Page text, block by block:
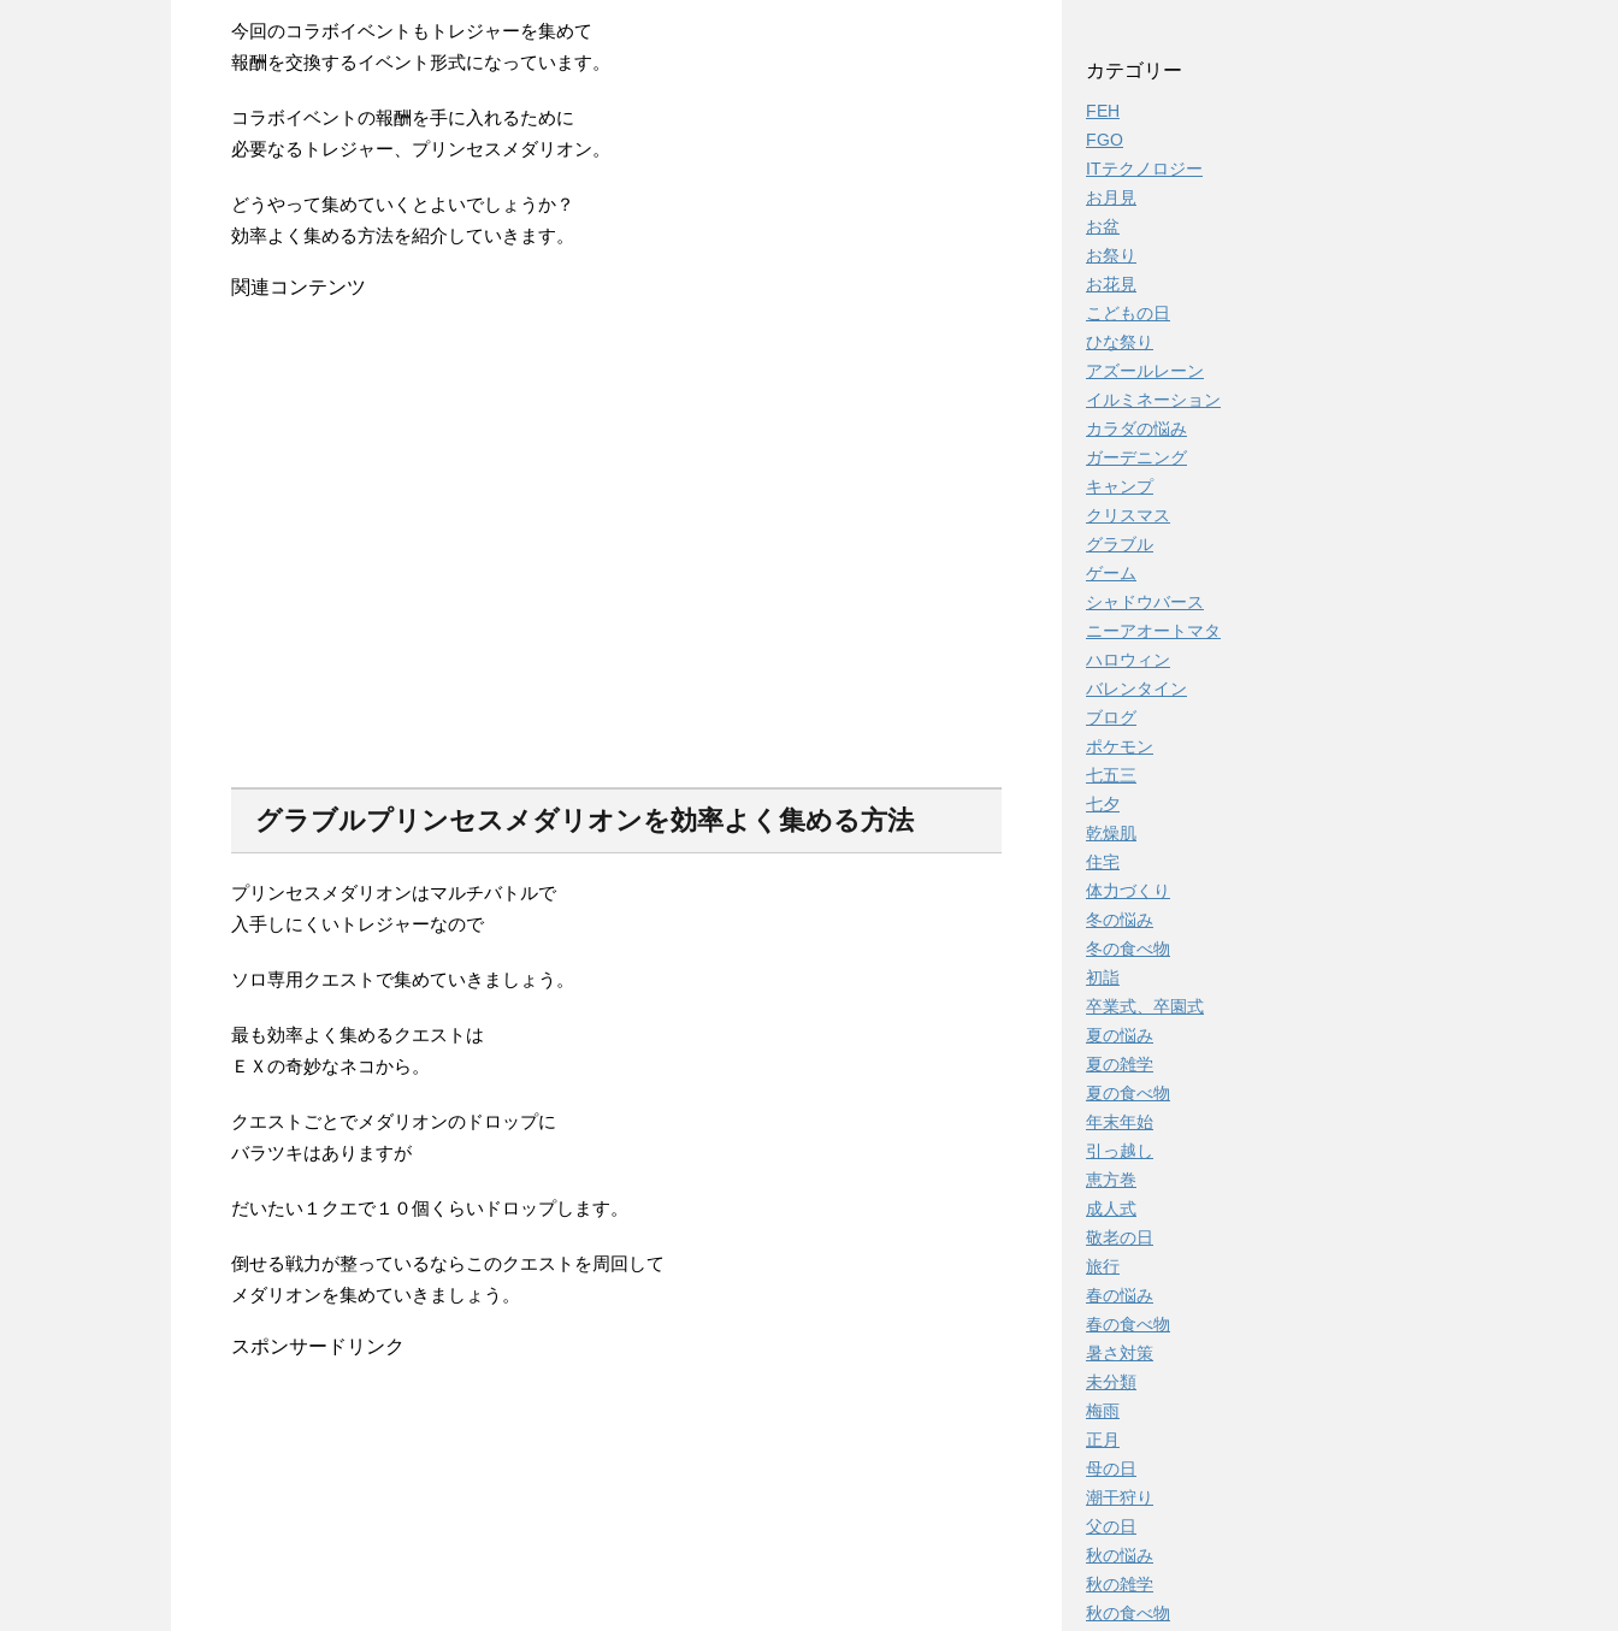
今回のコラボイベントもトレジャーを集めて
報酬を交換するイベント形式になっています。
コラボイベントの報酬を手に入れるために
必要なるトレジャー、プリンセスメダリオン。
どうやって集めていくとよいでしょうか？
効率よく集める方法を紹介していきます。
関連コンテンツ
グラブルプリンセスメダリオンを効率よく集める方法
プリンセスメダリオンはマルチバトルで
入手しにくいトレジャーなので
ソロ専用クエストで集めていきましょう。
最も効率よく集めるクエストは
ＥＸの奇妙なネコから。
クエストごとでメダリオンのドロップに
バラツキはありますが
だいたい１クエで１０個くらいドロップします。
倒せる戦力が整っているならこのクエストを周回して
メダリオンを集めていきましょう。
スポンサードリンク
カテゴリー
FEH
FGO
ITテクノロジー
お月見
お盆
お祭り
お花見
こどもの日
ひな祭り
アズールレーン
イルミネーション
カラダの悩み
ガーデニング
キャンプ
クリスマス
グラブル
ゲーム
シャドウバース
ニーアオートマタ
ハロウィン
バレンタイン
ブログ
ポケモン
七五三
七夕
乾燥肌
住宅
体力づくり
冬の悩み
冬の食べ物
初詣
卒業式、卒園式
夏の悩み
夏の雑学
夏の食べ物
年末年始
引っ越し
恵方巻
成人式
敬老の日
旅行
春の悩み
春の食べ物
暑さ対策
未分類
梅雨
正月
母の日
潮干狩り
父の日
秋の悩み
秋の雑学
秋の食べ物